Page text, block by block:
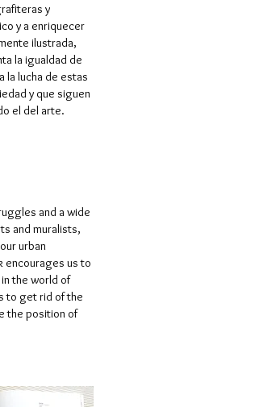
y
y a enriquecer
ilustrada,
la igualdad de
la lucha de estas
y que siguen
el del arte.
and a wide
and muralists,
urban
encourages us to
the world of
to get rid of the
the position of